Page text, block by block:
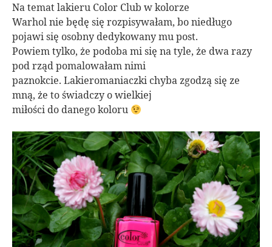
Na temat lakieru Color Club w kolorze
Warhol nie będę się rozpisywałam, bo niedługo
pojawi się osobny dedykowany mu post.
Powiem tylko, że podoba mi się na tyle, że dwa razy
pod rząd pomalowałam nimi
paznokcie. Lakieromaniaczki chyba zgodzą się ze
mną, że to świadczy o wielkiej
miłości do danego koloru